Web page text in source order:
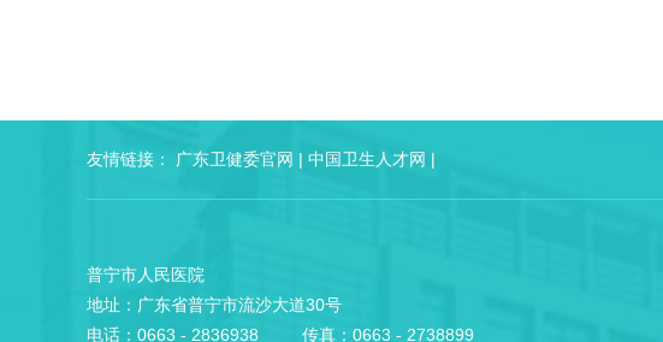
友情链接： 广东卫健委官网 | 中国卫生人才网 |
普宁市人民医院
地址：广东省普宁市流沙大道30号
电话：0663 - 2836938 传真：0663 - 2738899